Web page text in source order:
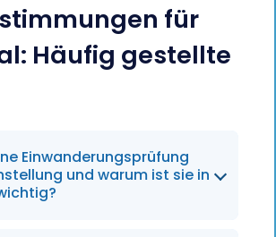
für
Häufig gestellte
Einwanderungsprüfung
und warum ist sie in